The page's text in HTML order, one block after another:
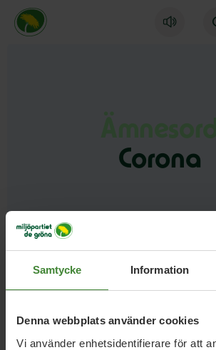
Samtycke Information
Denna webbplats använder cookies
Vi använder enhetsidentifierare för att
Miljöpartiet de gröna, startsida
Corona
Nyheter